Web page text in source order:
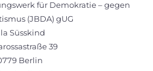
für Demokratie – gegen
(JBDA) gUG
Süsskind
39
Berlin